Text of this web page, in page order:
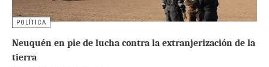
POLÍTICA
Neuquén en pie de lucha contra la extranjerización de la
tierra